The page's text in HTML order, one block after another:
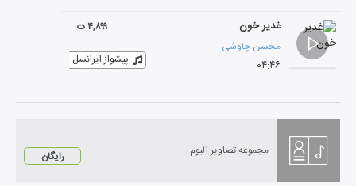
غدیر خون
محسن چاوشی
۰۴:۴۶
۴,۸۹۹ ت
پیشواز ایرانسل
مجموعه تصاویر آلبوم رایگان